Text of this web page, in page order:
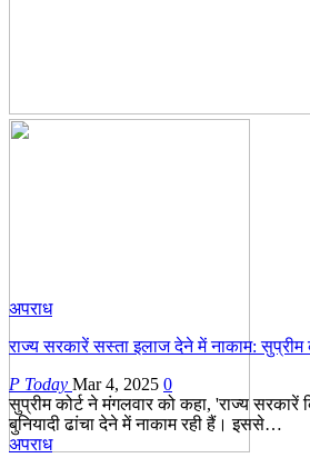
अपराध
राज्य सरकारें सस्ता इलाज देने में नाकाम: सुप्रीम
P Today Mar 4, 2025 0
सुप्रीम कोर्ट ने मंगलवार को कहा, 'राज्य सरकारें
बुनियादी ढांचा देने में नाकाम रही हैं। इससे…
अपराध